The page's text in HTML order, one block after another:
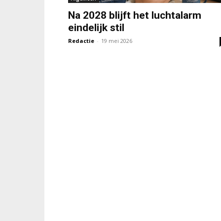
Na 2028 blijft het luchtalarm
eindelijk stil
Redactie - 19 mei 2026